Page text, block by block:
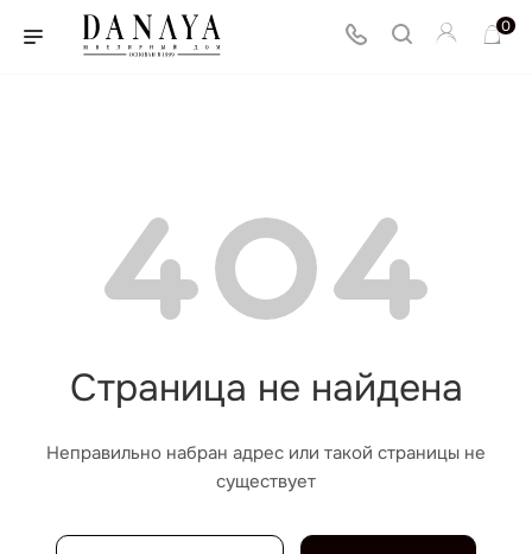
0
Страница не найдена
Неправильно набран адрес или такой страницы не
существует